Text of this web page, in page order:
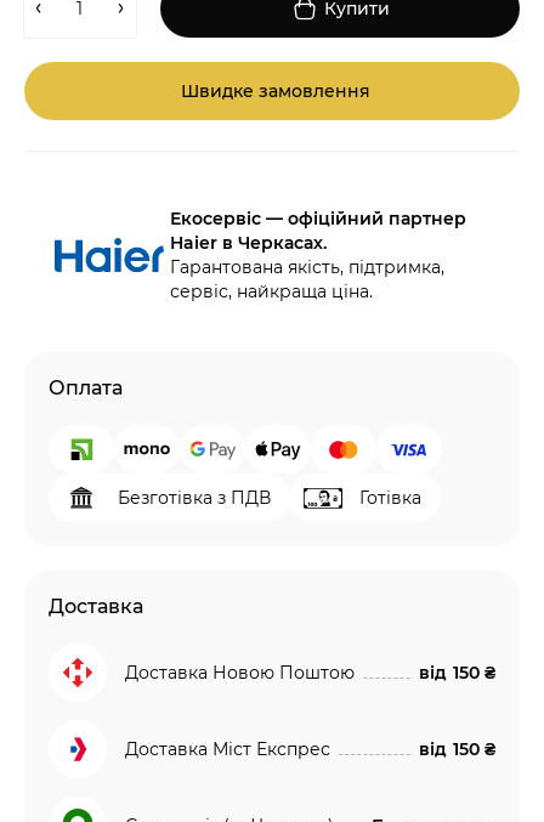
Купити
Швидке замовлення
Екосервіс — офіційний партнер
Haier в Черкасах.
Гарантована якість, підтримка,
сервіс, найкраща ціна.
Оплата
Безготівка з ПДВ Готівка
Доставка
Доставка Новою Поштою від 150 ₴
Доставка Міст Експрес від 150 ₴